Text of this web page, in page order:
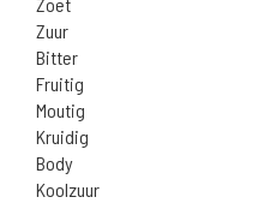
Zuur
Bitter
Fruitig
Moutig
Kruidig
Body
Koolzuur